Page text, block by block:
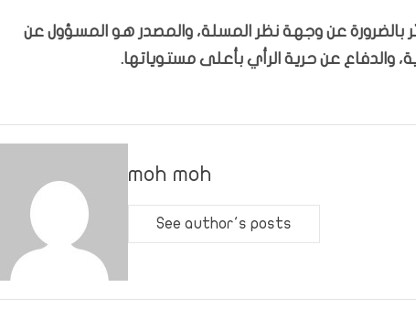
بالضرورة عن وجهة نظر المسلة، والمصدر هو المسؤول عن
والدفاع عن حرية الرأي بأعلى مستوياتها.
moh moh
See author's posts